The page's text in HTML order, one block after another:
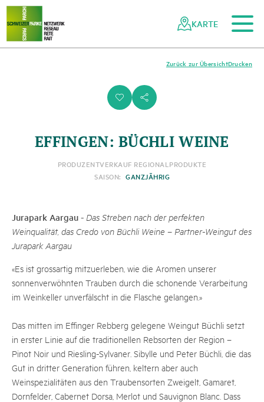
Navigieren
Netzwerk
Schweizer
Schnellnavigation
Zum Hauptinhalt
Zur mobilen Navigation
Zur Suche
Zum Fussbereich
Zur Sitemap
KARTE
i s
Drucken
Zurück zur Übersicht
EFFINGEN: BÜCHLI WEINE
PRODUZENTVERKAUF REGIONALPRODUKTE
SAISON: GANZJÄHRIG
Jurapark Aargau - Das Streben nach der perfekten
Weinqualität, das Credo von Büchli Weine – Partner-Weingut des
Jurapark Aargau
«Es ist grossartig mitzuerleben, wie die Aromen unserer
sonnenverwöhnten Trauben durch die schonende Verarbeitung
im Weinkeller unverfälscht in die Flasche gelangen.»
Das mitten im Effinger Rebberg gelegene Weingut Büchli setzt
in erster Linie auf die traditionellen Rebsorten der Region –
Pinot Noir und Riesling-Sylvaner. Sibylle und Peter Büchli, die das
Gut in dritter Generation führen, keltern aber auch
Weinspezialitäten aus den Traubensorten Zweigelt, Gamaret,
Dornfelder, Cabernet Dorsa, Merlot und Sauvignon Blanc. Dass